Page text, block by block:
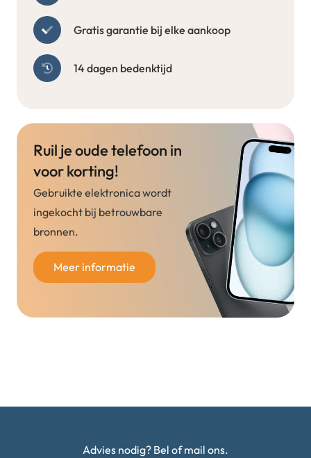
Gratis garantie bij elke aankoop
14 dagen bedenktijd
Ruil je oude telefoon in
voor korting!
Gebruikte elektronica wordt
ingekocht bij betrouwbare
bronnen.
Meer informatie
Advies nodig? Bel of mail ons.